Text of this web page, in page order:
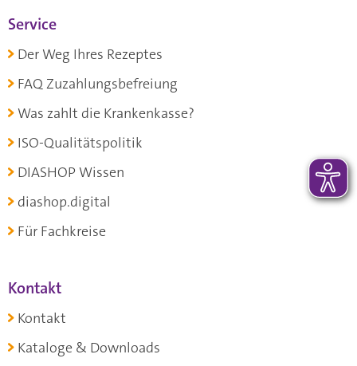
Service
Der Weg Ihres Rezeptes
FAQ Zuzahlungsbefreiung
Was zahlt die Krankenkasse?
ISO-Qualitätspolitik
DIASHOP Wissen
diashop.digital
Für Fachkreise
Kontakt
Kontakt
Kataloge & Downloads